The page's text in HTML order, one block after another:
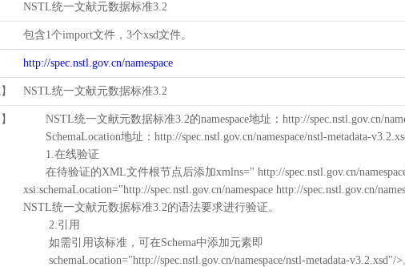
NSTL统一文献元数据标准3.2
包含1个import文件，3个xsd文件。
http://spec.nstl.gov.cn/namespace
NSTL统一文献元数据标准3.2
NSTL统一文献元数据标准3.2的namespace地址：http://spec.nstl.gov.cn/
SchemaLocation地址：http://spec.nstl.gov.cn/namespace/nstl-metadata-
1.在线验证
在待验证的XML文件根节点后添加xmlns=" http://spec.nstl.gov.cn/
xsi:schemaLocation="http://spec.nstl.gov.cn/namespace http://spec.nstl.gov.cn/
NSTL统一文献元数据标准3.2的语法要求进行验证。
2.引用
如需引用该标准，可在Schema中添加元素即
schemaLocation="http://spec.nstl.gov.cn/namespace/nstl-metadata-v3.2.xsd"/>